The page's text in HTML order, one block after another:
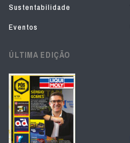
Sustentabilidade
Eventos
ÚLTIMA EDIÇÃO